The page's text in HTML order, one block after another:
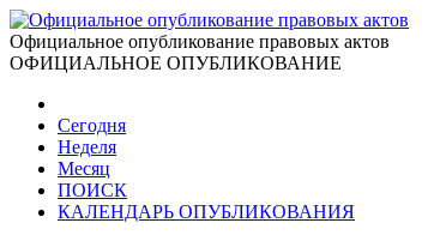
Официальное опубликование правовых актов
ОФИЦИАЛЬНОЕ ОПУБЛИКОВАНИЕ
Сегодня
Неделя
Месяц
ПОИСК
КАЛЕНДАРЬ ОПУБЛИКОВАНИЯ